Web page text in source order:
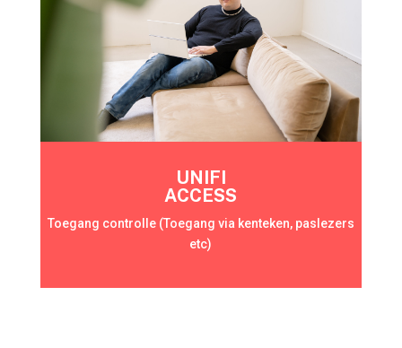
UNIFI
ACCESS
Toegang controlle (Toegang via kenteken, paslezers
etc)